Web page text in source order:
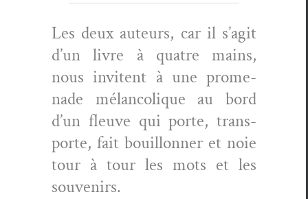
Les deux auteurs, car il s’agit
d’un livre à qua­tre mains,
nous invi­tent à une prom­e­
nade mélan­col­ique au bord
d’un fleuve qui porte, trans­
porte, fait bouil­lon­ner et noie
tour à tour les mots et les
souvenirs.